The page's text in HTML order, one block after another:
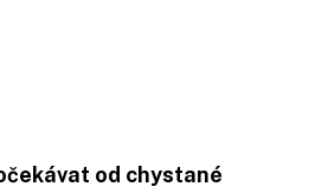
od chystané